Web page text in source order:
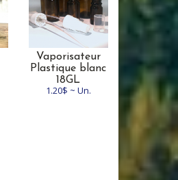
Vaporisateur
Plastique blanc
18GL
1.20$ ~ Un.